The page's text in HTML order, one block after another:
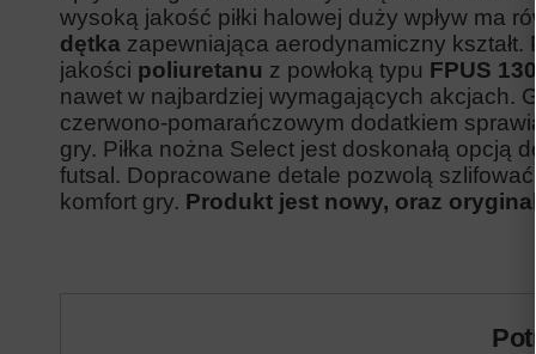
wysoką jakość piłki halowej duży wpływ ma
dętka zapewniająca aerodynamiczny kształt.
jakości poliuretanu z powłoką typu FPUS
nawet w najbardziej wymagających akcjach.
czerwono-pomarańczowym dodatkiem
gry. Piłka nożna Select jest doskonałą opcją
futsal. Dopracowane detale pozwolą
komfort gry. Produkt jest nowy, oraz